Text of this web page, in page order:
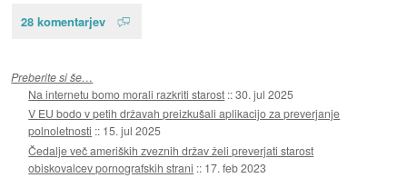
28 komentarjev
Preberite si še…
Na internetu bomo morali razkriti starost ::30. jul 2025
V EU bodo v petih državah preizkušali aplikacijo za preverjanje
polnoletnosti :: 15. jul 2025
Čedalje več ameriških zveznih držav želi preverjati starost
obiskovalcev pornografskih strani :: 17. feb 2023